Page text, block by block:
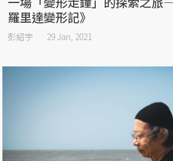
羅里達變形記》
彭紹宇 29 Jan, 2021